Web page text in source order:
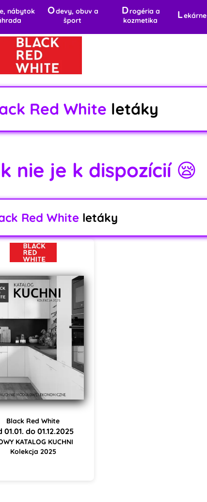
nábytok
Odevy, obuv a
šport
Drogéria a
kozmetika
Lekárne
Red White letáky
nie je k dispozícií 😪
Red White letáky
Black Red White
01.01. do 01.12.2025
KATALOG KUCHNI
Kolekcja 2025